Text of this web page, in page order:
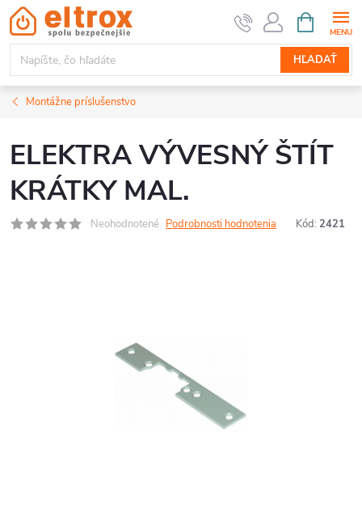
Prejsť
na
obsah
HĽADAŤ
KOŠÍK
Montážne príslušenstvo
ELEKTRA VÝVESNÝ ŠTÍT
KRÁTKY MAL.
Neohodnotené Podrobnosti hodnotenia Kód: 2421